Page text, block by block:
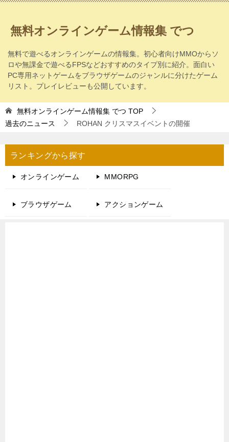
無料オンラインゲーム情報集 でつ
無料で遊べるオンラインゲームの情報集。初心者向けMMOからソ
ロや無課金で遊べるFPSなどおすすめのタイプ別に紹介。面白い
PC専用ネットゲームをブラウザゲームのジャンルに分けたゲーム
リスト。プレイレビューも公開しています。
無料オンラインゲーム情報集 でつ TOP
過去のニュース
ROHAN クリスマスイベントの開催
ランキングから探す
オンラインゲーム MMORPG
ブラウザゲーム アクションゲーム